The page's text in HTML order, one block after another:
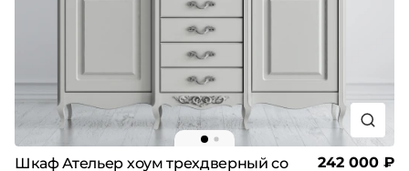
Шкаф Ательер хоум трехдверный со
242 000 ₽